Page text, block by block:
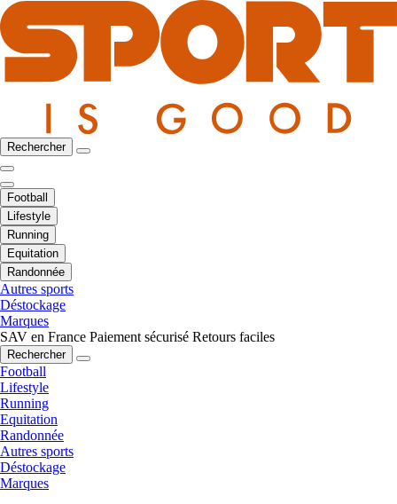
Rechercher
Football
Lifestyle
Running
Equitation
Randonnée
Autres sports
Déstockage
Marques
SAV en France Paiement sécurisé Retours faciles
Rechercher
Football
Lifestyle
Running
Equitation
Randonnée
Autres sports
Déstockage
Marques